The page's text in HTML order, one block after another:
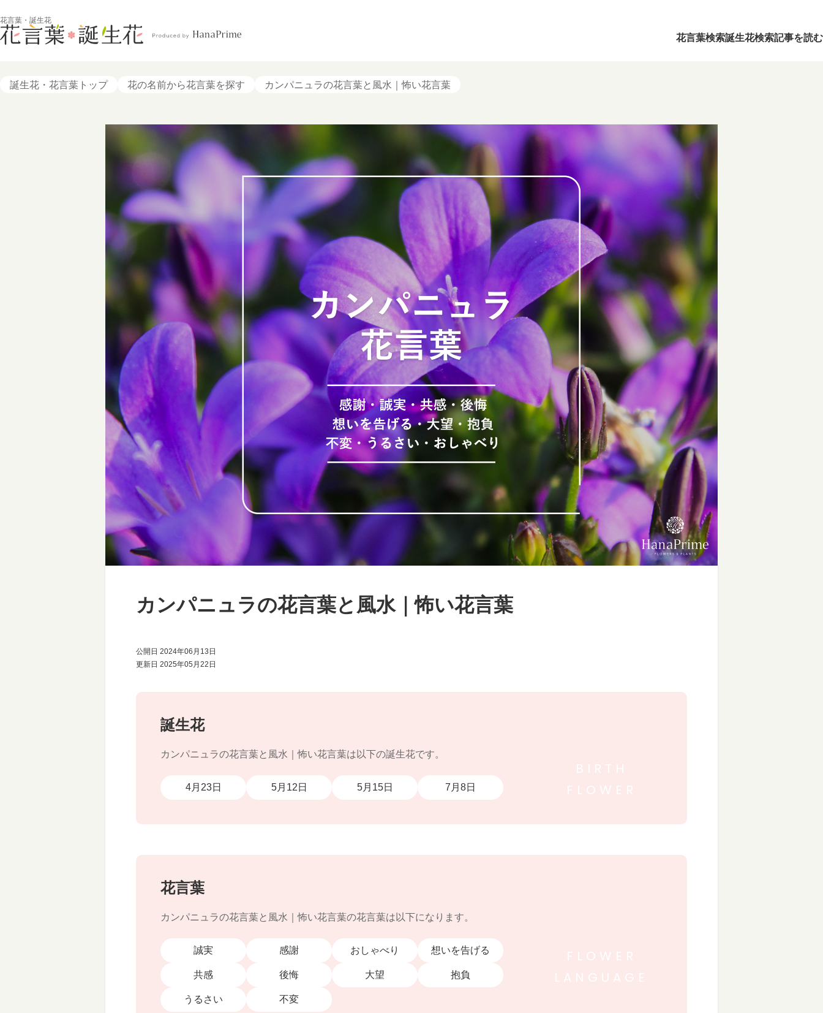
花言葉・誕生花
花言葉検索誕生花検索記事を読む
誕生花・花言葉トップ 花の名前から花言葉を探す カンパニュラの花言葉と風水｜怖い花言葉
カンパニュラの花言葉と風水｜怖い花言葉
公開日 2024年06月13日
更新日 2025年05月22日
誕生花
カンパニュラの花言葉と風水｜怖い花言葉は以下の誕生花です。
4月23日 5月12日 5月15日 7月8日
花言葉
カンパニュラの花言葉と風水｜怖い花言葉の花言葉は以下になります。
誠実 感謝 おしゃべり 想いを告げる
共感 後悔 大望 抱負
うるさい 不変